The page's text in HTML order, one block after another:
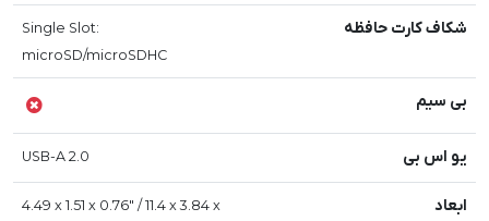
شکاف کارت حافظه
Single Slot:
microSD/microSDHC
بی سیم
یو اس بی USB-A 2.0
ابعاد
4.49 x 1.51 x 0.76" / 11.4 x 3.84 x